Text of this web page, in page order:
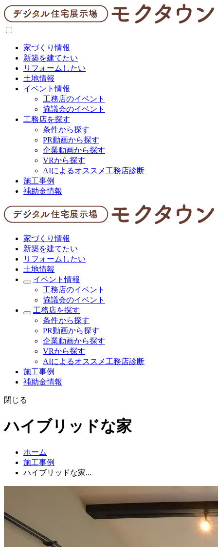
家づくり情報
新築を建てたい
リフォームしたい
土地情報
イベント情報
工務店のイベント
協議会のイベント
工務店を探す
条件から探す
PR動画から探す
企業動画から探す
VRから探す
AIによるオススメ工務店診断
施工事例
補助金情報
家づくり情報
新築を建てたい
リフォームしたい
土地情報
イベント情報
工務店のイベント
協議会のイベント
工務店を探す
条件から探す
PR動画から探す
企業動画から探す
VRから探す
AIによるオススメ工務店診断
施工事例
補助金情報
閉じる
ハイブリッドな家
ホーム
施工事例
ハイブリッドな家...